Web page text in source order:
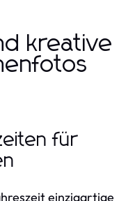
kreative
für
einzigartige